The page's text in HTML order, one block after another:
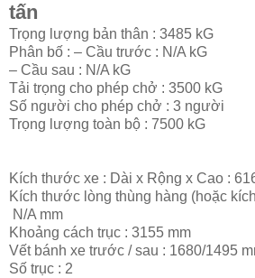
tấn
Trọng lượng bản thân : 3485 kG
Phân bố : – Cầu trước : N/A kG
– Cầu sau : N/A kG
Tải trọng cho phép chở : 3500 kG
Số người cho phép chở : 3 người
Trọng lượng toàn bộ : 7500 kG
Kích thước xe : Dài x Rộng x Cao :
Kích thước lòng thùng hàng (hoặc
N/A mm
Khoảng cách trục : 3155 mm
Vết bánh xe trước / sau : 1680/1495
Số trục : 2